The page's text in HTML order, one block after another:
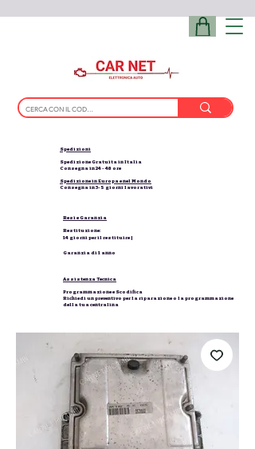
Spedizioni
Spedizione Gratuita in Italia
Consegna in 24 - 48 ore
Spedizione in Europa e nel Mondo
Consegna in 3-5 giorni lavorativi
Resi e Garanzia
Restituzione:
14 giorni per il restituire |
Garanzia di 1 anno
Assistenza Tecnica
Programmazione e Scodifica
Richiedi un preventivo per la riparazione o la programmazione
della tua centralina